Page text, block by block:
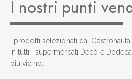
I nostri punti
I prodotti selezionati dal
in tutti i supermercati Decò e
più vicino.